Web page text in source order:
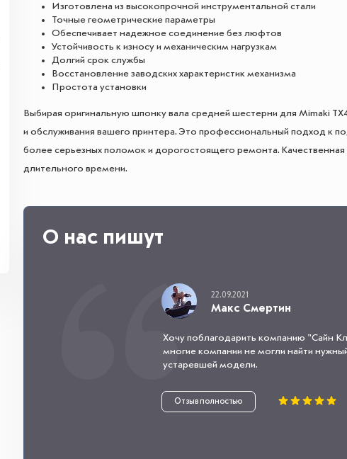
Изготовлена из высокопрочной инструментальной стали
Точные геометрические параметры
Обеспечивает надежное соединение без люфтов
Устойчивость к износу и механическим нагрузкам
Долгий срок службы
Восстановление заводских характеристик механизма
Простота установки
Выбирая оригинальную шпонку вала средней шестерни для Mimaki
и обслуживания вашего принтера. Это профессиональный подход к
более серьезных поломок и дорогостоящего ремонта.
длительного времени.
О нас пишут
22.09.2021
Макс Смертин
Хочу поблагодарить компанию "Сайн
многие компании не могли найти
устаревшей модели.
Отзыв полностью